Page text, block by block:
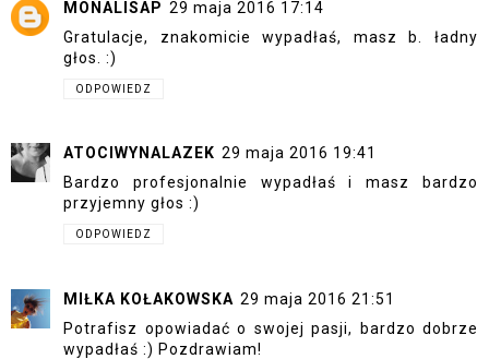
MONALISAP 29 maja 2016 17:14
Gratulacje, znakomicie wypadłaś, masz b. ładny
głos. :)
ODPOWIEDZ
ATOCIWYNALAZEK 29 maja 2016 19:41
Bardzo profesjonalnie wypadłaś i masz bardzo
przyjemny głos :)
ODPOWIEDZ
MIŁKA KOŁAKOWSKA 29 maja 2016 21:51
Potrafisz opowiadać o swojej pasji, bardzo dobrze
wypadłaś :) Pozdrawiam!